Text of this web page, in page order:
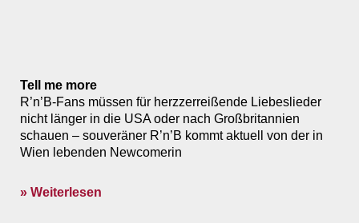
Tell me more
R’n’B-Fans müssen für herzzerreißende Liebeslieder
nicht länger in die USA oder nach Großbritannien
schauen – souveräner R’n’B kommt aktuell von der in
Wien lebenden New­comerin
» Weiterlesen